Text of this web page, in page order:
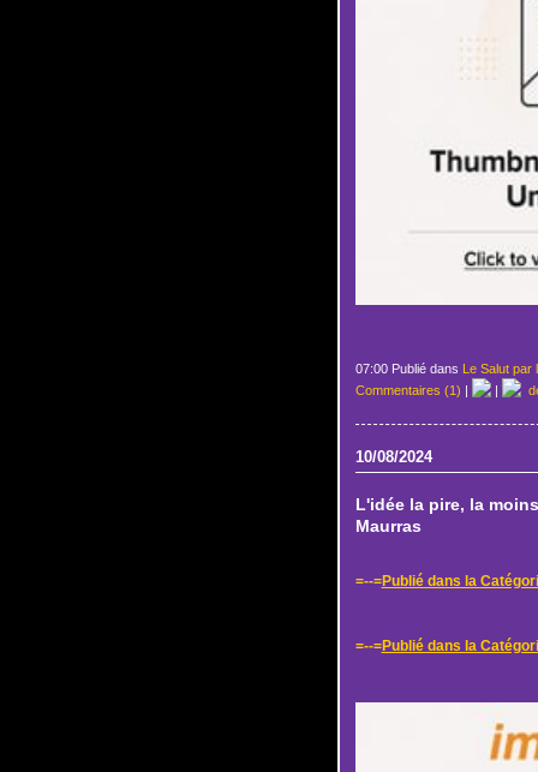
07:00 Publié dans Le Salut par
Commentaires (1) | |
10/08/2024
L'idée la pire, la
Maurras
=--=Publié dans la
=--=Publié dans la